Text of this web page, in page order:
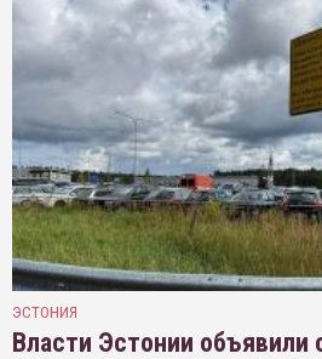
ЭСТОНИЯ
Власти Эстонии объявили